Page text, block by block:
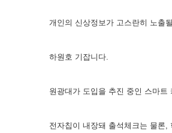
개인의 신상정보가 고스란히 노출
하원호 기잡니다.
원광대가 도입을 추진 중인 스마트
전자칩이 내장돼 출석체크는 물론